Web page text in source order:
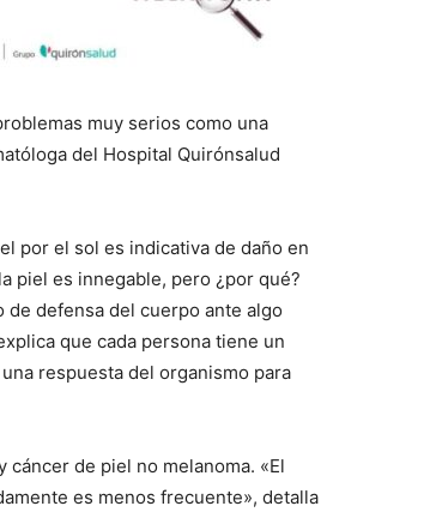
muy serios como una
del Hospital Quirónsalud
por el sol es indicativa de daño en
piel es innegable, pero ¿por qué?
de defensa del cuerpo ante algo
que cada persona tiene un
respuesta del organismo para
de piel no melanoma. «El
es menos frecuente», detalla